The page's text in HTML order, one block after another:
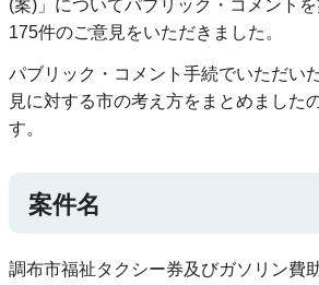
(案)」についてパブリック・コメントを
175件のご意見をいただきました。
パブリック・コメント手続でいただい
見に対する市の考え方をまとめました
す。
案件名
調布市福祉タクシー券及びガソリン費